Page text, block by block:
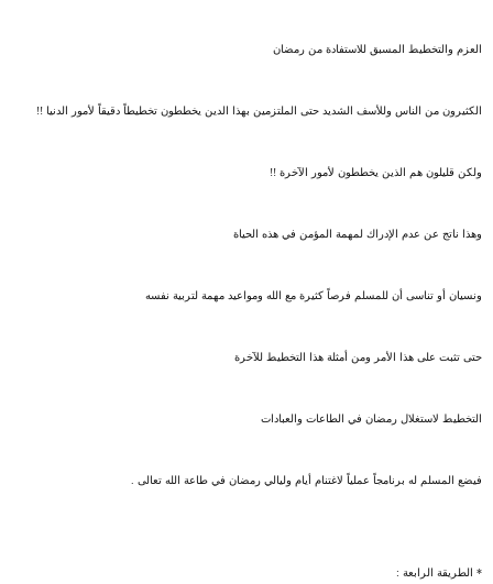
العزم والتخطيط المسبق للاستفادة من رمضان
الكثيرون من الناس وللأسف الشديد حتى الملتزمين بهذا الدين يخططون تخطيطاً دقيقاً لأمور الدنيا !!
ولكن قليلون هم الذين يخططون لأمور الآخرة !!
وهذا ناتج عن عدم الإدراك لمهمة المؤمن في هذه الحياة
ونسيان أو تناسى أن للمسلم فرصاً كثيرة مع الله ومواعيد مهمة لتربية نفسه
حتى تثبت على هذا الأمر ومن أمثلة هذا التخطيط للآخرة
التخطيط لاستغلال رمضان في الطاعات والعبادات
فيضع المسلم له برنامجاً عملياً لاغتنام أيام وليالي رمضان في طاعة الله تعالى .
* الطريقة الرابعة :